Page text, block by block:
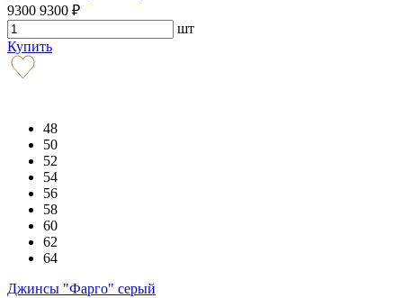
9300 9300 ₽
шт
Купить
48
50
52
54
56
58
60
62
64
Джинсы "Фарго" серый